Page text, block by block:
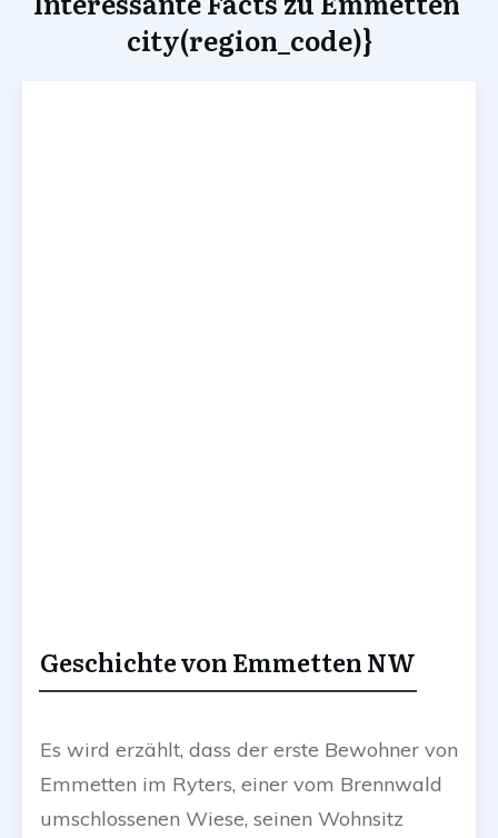
city(region_code)}
Geschichte von Emmetten NW
Es wird erzählt, dass der erste Bewohner von
Emmetten im Ryters, einer vom Brennwald
umschlossenen Wiese, seinen Wohnsitz